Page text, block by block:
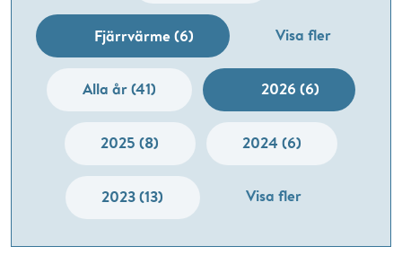
Fjärrvärme (6) Visa fler
Alla år (41) 2026 (6)
2025 (8) 2024 (6)
2023 (13) Visa fler